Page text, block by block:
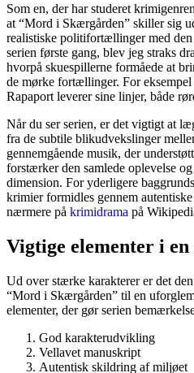
Som en, der har studeret
at “Mord i Skærgården” skiller sig
realistiske politifortællinger med
serien første gang, blev jeg straks
hvorpå skuespillerne formåede at
de mørke fortællinger. For
Rapaport leverer sine linjer, både
Når du ser serien, er det vigtigt at
fra de subtile blikudvekslinger
gennemgående musik, der
forstærker den samlede oplevelse
dimension. For yderligere
krimier formidles gennem
nærmere på krimidrama på
Vigtige elementer i en
Ud over stærke karakterer er det
“Mord i Skærgården” til en
elementer, der gør serien
God karakterudvikling
Vellavet manuskript
Autentisk skildring af miljøet